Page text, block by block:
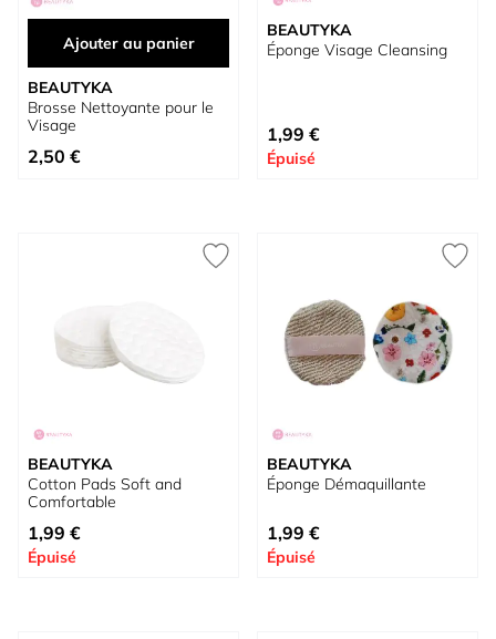
Ajouter au panier
BEAUTYKA
Brosse Nettoyante pour le
Visage
2,50 €
BEAUTYKA
Éponge Visage Cleansing
1,99 €
Épuisé
BEAUTYKA
Cotton Pads Soft and
Comfortable
1,99 €
Épuisé
BEAUTYKA
Éponge Démaquillante
1,99 €
Épuisé